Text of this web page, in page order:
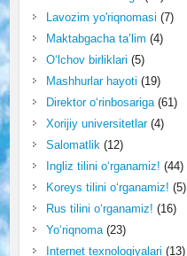
Lavozim yo'riqnomasi (7)
Maktabgacha ta’lim (4)
O‘lchov birliklari (5)
Mashhurlar hayoti (19)
Direktor o‘rinbosariga(61)
Xorijiy universitetlar(4)
Salomatlik(12)
Ingliz tilini o‘rganamiz! (44)
Koreys tilini o‘rganamiz! (5)
Rus tilini o‘rganamiz! (16)
Yo‘riqnoma(23)
Internet texnologiyalari (13)